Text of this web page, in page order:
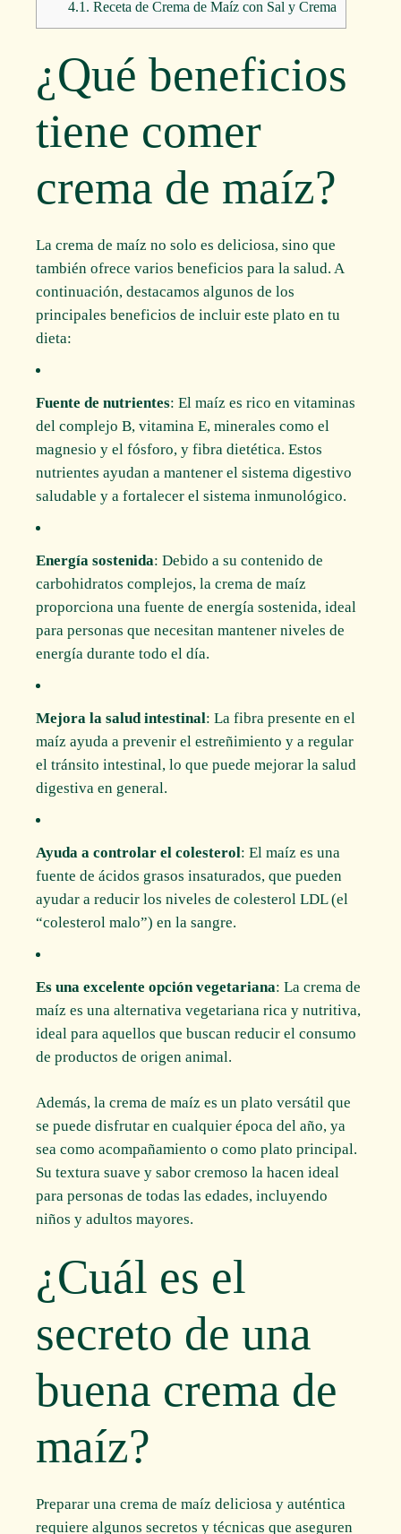
4.1. Receta de Crema de Maíz con Sal y Crema
¿Qué beneficios
tiene comer
crema de maíz?
La crema de maíz no solo es deliciosa, sino que
también ofrece varios beneficios para la salud. A
continuación, destacamos algunos de los
principales beneficios de incluir este plato en tu
dieta:
Fuente de nutrientes: El maíz es rico en vitaminas
del complejo B, vitamina E, minerales como el
magnesio y el fósforo, y fibra dietética. Estos
nutrientes ayudan a mantener el sistema digestivo
saludable y a fortalecer el sistema inmunológico.
Energía sostenida: Debido a su contenido de
carbohidratos complejos, la crema de maíz
proporciona una fuente de energía sostenida, ideal
para personas que necesitan mantener niveles de
energía durante todo el día.
Mejora la salud intestinal: La fibra presente en el
maíz ayuda a prevenir el estreñimiento y a regular
el tránsito intestinal, lo que puede mejorar la salud
digestiva en general.
Ayuda a controlar el colesterol: El maíz es una
fuente de ácidos grasos insaturados, que pueden
ayudar a reducir los niveles de colesterol LDL (el
“colesterol malo”) en la sangre.
Es una excelente opción vegetariana: La crema de
maíz es una alternativa vegetariana rica y nutritiva,
ideal para aquellos que buscan reducir el consumo
de productos de origen animal.
Además, la crema de maíz es un plato versátil que
se puede disfrutar en cualquier época del año, ya
sea como acompañamiento o como plato principal.
Su textura suave y sabor cremoso la hacen ideal
para personas de todas las edades, incluyendo
niños y adultos mayores.
¿Cuál es el
secreto de una
buena crema de
maíz?
Preparar una crema de maíz deliciosa y auténtica
requiere algunos secretos y técnicas que aseguren